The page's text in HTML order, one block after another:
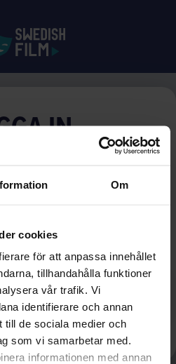
Om
cookies
för att anpassa innehållet
tillhandahålla funktioner
vår trafik. Vi
identifierare och annan
till de sociala medier och
som vi samarbetar med.
informationen med annan
IN
IN
Skapa ett här!